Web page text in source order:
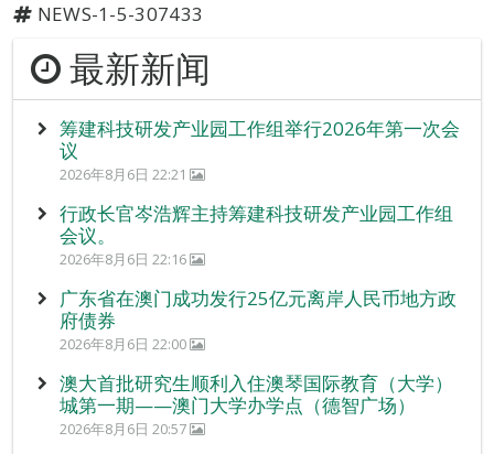
NEWS-1-5-307433
最新新闻
筹建科技研发产业园工作组举行2026年第一次会
议
2026年8月6日 22:21
行政长官岑浩辉主持筹建科技研发产业园工作组
会议。
2026年8月6日 22:16
广东省在澳门成功发行25亿元离岸人民币地方政
府债券
2026年8月6日 22:00
澳大首批研究生顺利入住澳琴国际教育（大学）
城第一期——澳门大学办学点（德智广场）
2026年8月6日 20:57